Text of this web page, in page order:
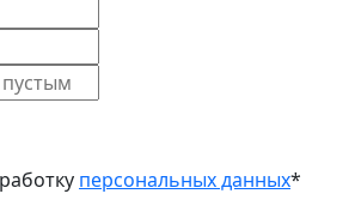
персональных данных*